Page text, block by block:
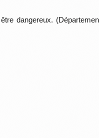
dangereux.